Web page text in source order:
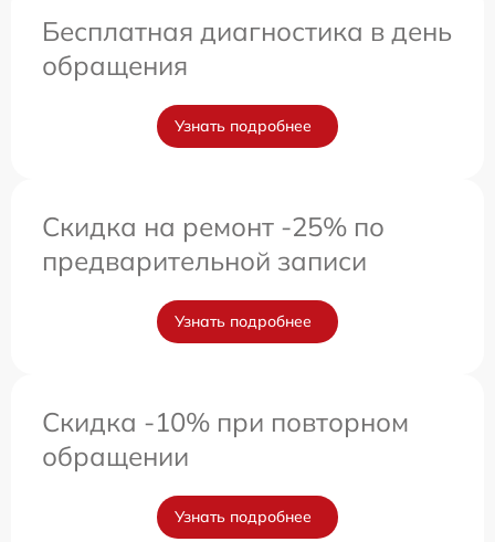
Бесплатная диагностика в день
обращения
Узнать подробнее
Скидка на ремонт -25% по
предварительной записи
Узнать подробнее
Скидка -10% при повторном
обращении
Узнать подробнее